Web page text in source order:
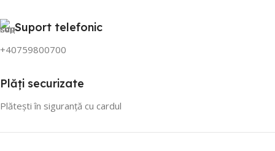
Suport telefonic
+40759800700
Plăți securizate
Plătești în siguranță cu cardul